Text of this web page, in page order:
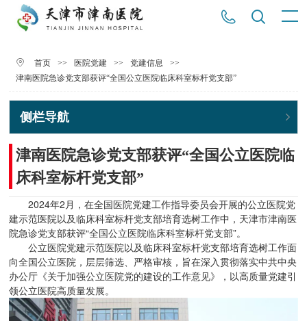
首页 >> 医院党建 >> 党建信息
>>
津南医院急诊党支部获评“全国公立医院临床科室标杆党支部”
侧栏导航
津南医院急诊党支部获评“全国公立医院临
床科室标杆党支部”
2024年2月，在全国医院党建工作指导委员会开展的公立医院党
建示范医院以及临床科室标杆党支部培育选树工作中，天津市津南医
院急诊党支部获评“全国公立医院临床科室标杆党支部”。
公立医院党建示范医院以及临床科室标杆党支部培育选树工作面
向全国公立医院，层层筛选、严格审核，旨在深入贯彻落实中共中央
办公厅《关于加强公立医院党的建设的工作意见》，以高质量党建引
领公立医院高质量发展。